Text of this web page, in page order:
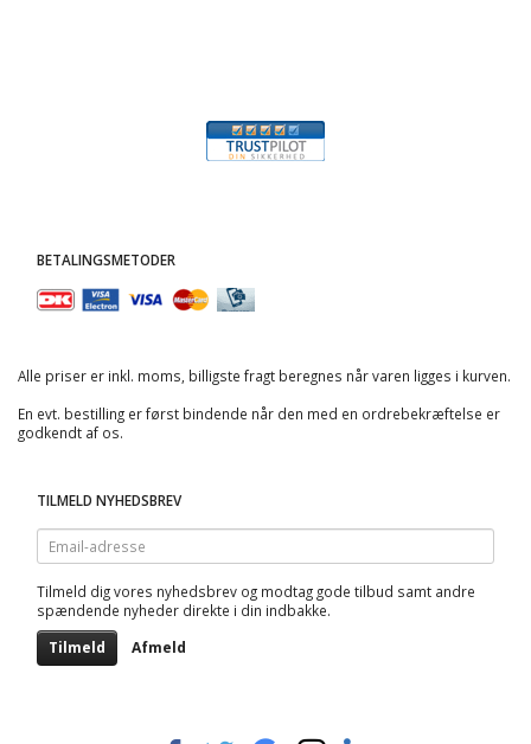
BETALINGSMETODER
Alle priser er inkl. moms, billigste fragt beregnes når varen ligges i kurven.
En evt. bestilling er først bindende når den med en ordrebekræftelse er
godkendt af os.
TILMELD NYHEDSBREV
Email-
adresse
Tilmeld dig vores nyhedsbrev og modtag gode tilbud samt andre
spændende nyheder direkte i din indbakke.
Tilmeld Afmeld